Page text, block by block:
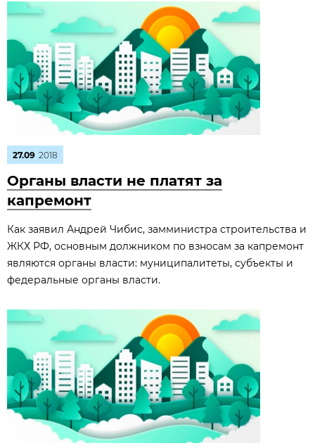
27.09 2018
Органы власти не платят за
капремонт
Как заявил Андрей Чибис, замминистра строительства и
ЖКХ РФ, основным должником по взносам за капремонт
являются органы власти: муниципалитеты, субъекты и
федеральные органы власти.